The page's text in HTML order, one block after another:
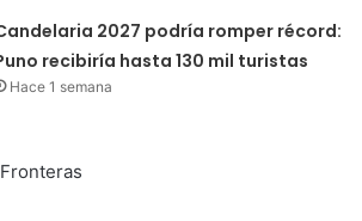
2027 podría romper récord:
recibiría hasta 130 mil turistas
Hace 1 semana